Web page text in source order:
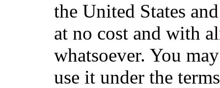
the United States
at no cost and with
whatsoever. You
use it under the